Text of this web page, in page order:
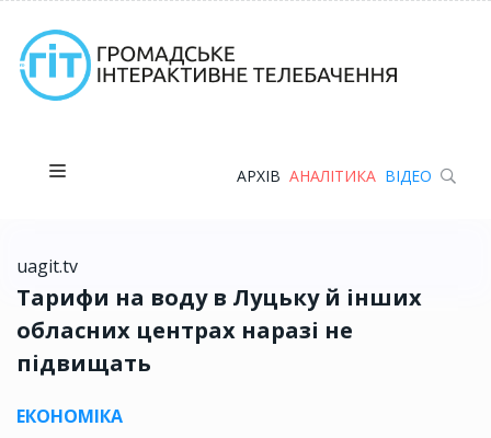
АРХІВ АНАЛІТИКА ВІДЕО
uagit.tv
Тарифи на воду в Луцьку й інших
обласних центрах наразі не
підвищать
ЕКОНОМІКА